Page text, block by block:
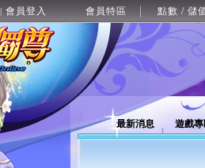
| 會員登入 會員特區 點數 / 儲
最新消息 遊戲